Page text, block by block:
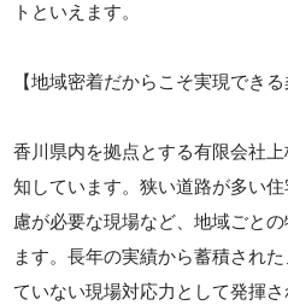
トといえます。
【地域密着だからこそ実現できる
香川県内を拠点とする有限会社
知しています。狭い道路が多い
慮が必要な現場など、地域ごと
ます。長年の実績から蓄積され
ていない現場対応力として発揮